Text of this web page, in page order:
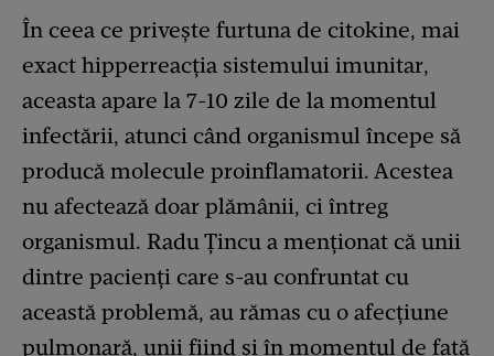
În ceea ce privește furtuna de citokine, mai
exact hipperreacția sistemului imunitar,
aceasta apare la 7-10 zile de la momentul
infectării, atunci când organismul începe să
producă molecule proinflamatorii. Acestea
nu afectează doar plămânii, ci întreg
organismul. Radu Țincu a menționat că unii
dintre pacienți care s-au confruntat cu
această problemă, au rămas cu o afecțiune
pulmonară, unii fiind și în momentul de față